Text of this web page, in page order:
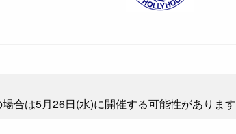
合は5月26日(水)に開催する可能性があります